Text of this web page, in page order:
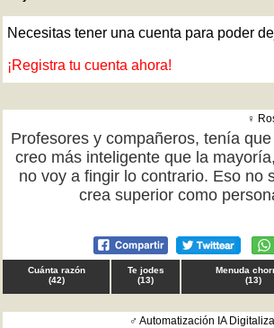
Necesitas tener una cuenta para poder
¡Registra tu cuenta ahora!
♀
Profesores y compañeros, tenía
creo más inteligente que la
no voy a fingir lo contrario. Eso no
crea superior como
Cuánta razón
(42)
Te jodes
(13)
Menuda
(13)
♂ Automatización IA